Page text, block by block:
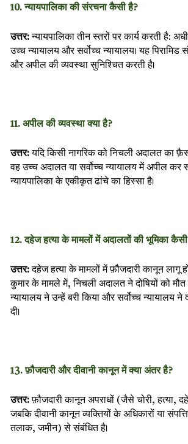
10. न्यायपालिका की संरचना कैसी है?
उत्तर:न्यायपालिका तीन स्तरों पर कार्य करती है:
उच्च न्यायालय और सर्वोच्च न्यायालय। यह पिरामिड
और अपील की व्यवस्था सुनिश्चित करती है।
11. अपील की व्यवस्था क्या है?
उत्तर:यदि किसी नागरिक को निचली अदालत का
वह उच्च अदालत या सर्वोच्च न्यायालय में अपील कर
न्यायपालिका के एकीकृत ढांचे का हिस्सा है।
12. दहेज हत्या के मामलों में अदालतों की भूमिका कैसी
उत्तर:दहेज हत्या के मामलों में फ़ौजदारी कानून लागू
कुमार के मामले में, निचली अदालत ने दोषियों को
न्यायालय ने उन्हें बरी किया और सर्वोच्च न्यायालय ने
दी।
13. फ़ौजदारी और दीवानी कानून में क्या अंतर है?
उत्तर:फ़ौजदारी कानून अपराधों (जैसे चोरी, हत्या,
जबकि दीवानी कानून व्यक्तियों के अधिकारों या
तलाक, जमीन) से संबंधित है।